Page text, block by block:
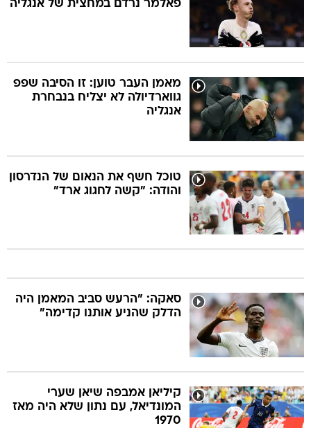
פאלמר נרדם במחצית של אנגליה
מאמן העבר טוען: זו הסיבה שפפ
גווארדיולה לא יצליח בנבחרת
אנגליה
טוכל חשף את הנאום של הנדרסון
והודה: "קשה לחגוג ארד"
סאקה: "הרעש סביב המאמן היה
הדלק שהניע אותנו קדימה"
קיליאן אמבפה שיאן שערי
המונדיאל, עם נתון שלא היה מאז
1970